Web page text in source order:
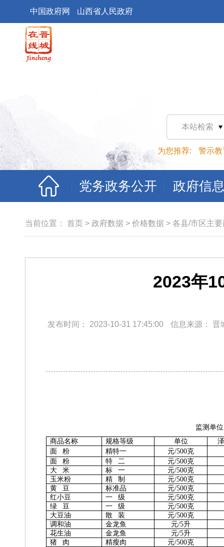
中国政府网 山西省人民政府
本站检索
为您推荐: 警示教
党务政务公开 政府信
当前位置： 首页 > 政府数据 > 价格数据 > 各县/市区主
2023年
发布时间： 2023-10-31 17:45:00 信息来源： 晋
监测单
商品名称
规格等级 单位
面 粉
精特一
元/500克
面 粉
特 二
元/500克
大 米
标 一
元/500克
玉米粉
精 制
元/500克
黄 豆
标准品
元/500克
红小豆
一 级
元/500克
绿 豆
一 级
元/500克
大豆油
散 装
元/500克
调和油
金龙鱼
元/5升
花生油
金龙鱼
元/5升
猪 肉
精瘦肉
元/500克